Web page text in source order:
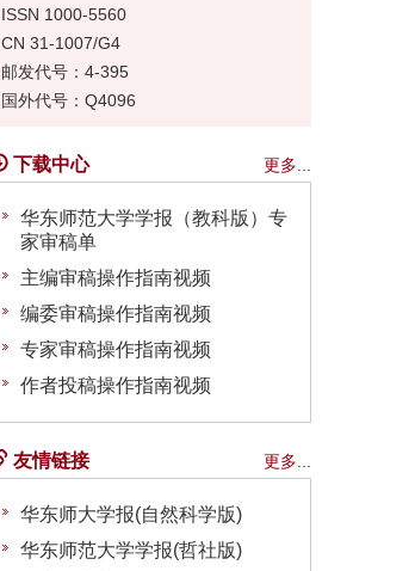
ISSN 1000-5560
CN 31-1007/G4
邮发代号：4-395
国外代号：Q4096
下载中心 更多...
华东师范大学学报（教科版）专
家审稿单
主编审稿操作指南视频
编委审稿操作指南视频
专家审稿操作指南视频
作者投稿操作指南视频
友情链接 更多...
华东师大学报(自然科学版)
华东师范大学学报(哲社版)